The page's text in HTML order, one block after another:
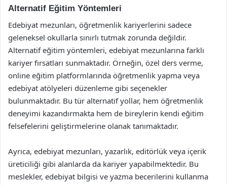
Alternatif Eğitim Yöntemleri
Edebiyat mezunları, öğretmenlik kariyerlerini sadece
geleneksel okullarla sınırlı tutmak zorunda değildir.
Alternatif eğitim yöntemleri, edebiyat mezunlarına farklı
kariyer fırsatları sunmaktadır. Örneğin, özel ders verme,
online eğitim platformlarında öğretmenlik yapma veya
edebiyat atölyeleri düzenleme gibi seçenekler
bulunmaktadır. Bu tür alternatif yollar, hem öğretmenlik
deneyimi kazandırmakta hem de bireylerin kendi eğitim
felsefelerini geliştirmelerine olanak tanımaktadır.
Ayrıca, edebiyat mezunları, yazarlık, editörlük veya içerik
üreticiliği gibi alanlarda da kariyer yapabilmektedir. Bu
meslekler, edebiyat bilgisi ve yazma becerilerini kullanma